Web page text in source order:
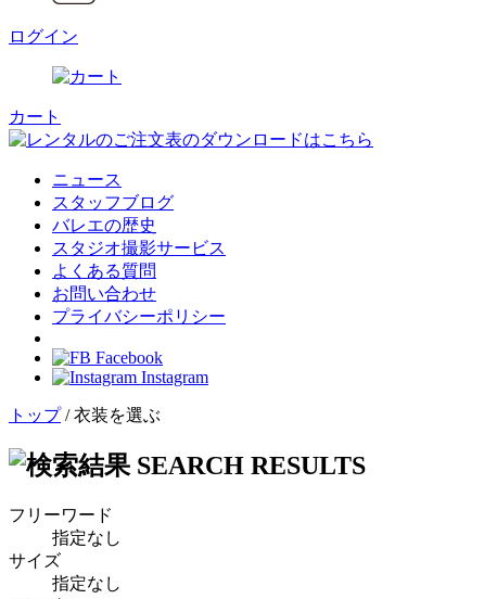
ログイン
カート
ニュース
スタッフブログ
バレエの歴史
スタジオ撮影サービス
よくある質問
お問い合わせ
プライバシーポリシー
Facebook
Instagram
トップ/ 衣装を選ぶ
フリーワード
指定なし
サイズ
指定なし